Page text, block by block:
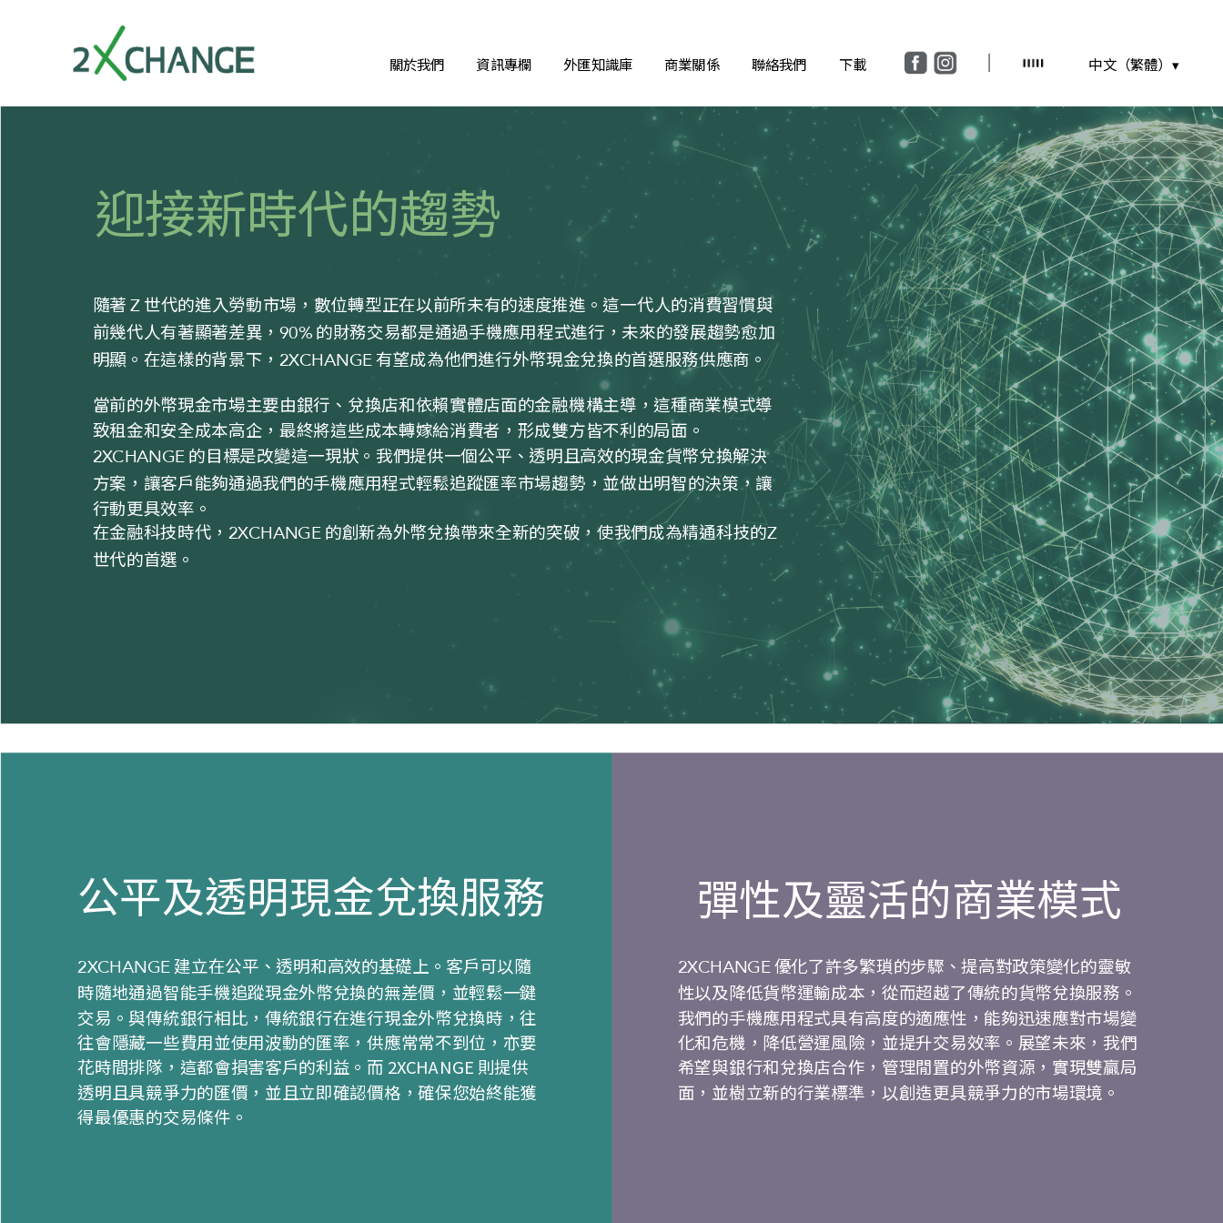
關於我們 資訊專欄 外匯知識庫 商業關係 聯絡我們 下載 中文（繁體）▾
迎接新時代的趨勢
隨著Z世代的進入勞動市場，數位轉型正在以前所未有的速度推進。這一代人的消費習慣與
前幾代人有著顯著差異，90%的財務交易都是通過手機應用程式進行，未來的發展趨勢愈加
明顯。在這樣的背景下， 2XCHANGE有望成為他們進行外幣現金兌換的首選服務供應商。
當前的外幣現金市場主要由銀行、兌換店和依賴實體店面的金融機構主導，這種商業模式導
致租金和安全成本高企，最終將這些成本轉嫁給消費者，形成雙方皆不利的局面。
2XCHANGE的目標是改變這一現狀。我們提供一個公平、透明且高效的現金貨幣兌換解決
方案，讓客戶能夠通過我們的手機應用程式輕鬆追蹤匯率市場趨勢，並做出明智的決策，讓
行動更具效率。
在金融科技時代， 2XCHANGE的創新為外幣兌換帶來全新的突破，使我們成為精通科技的Z
世代的首選。
公平及透明現金兌換服務
2XCHANGE建立在公平、透明和高效的基礎上。客戶可以隨
時隨地通過智能手機追蹤現金外幣兌換的無差價，並輕鬆一鍵
交易。與傳統銀行相比，傳統銀行在進行現金外幣兌換時，往
往會隱藏一些費用並使用波動的匯率，供應常常不到位，亦要
花時間排隊，這都會損害客戶的利益。而 2XCHANGE 則提供
透明且具競爭力的匯價，並且立即確認價格，確保您始終能獲
得最優惠的交易條件。
彈性及靈活的商業模式
2XCHANGE優化了許多繁瑣的步驟、提高對政策變化的靈敏
性以及降低貨幣運輸成本，從而超越了傳統的貨幣兌換服務。
我們的手機應用程式具有高度的適應性，能夠迅速應對市場變
化和危機，降低營運風險，並提升交易效率。展望未來，我們
希望與銀行和兌換店合作，管理閒置的外幣資源，實現雙贏局
面，並樹立新的行業標準，以創造更具競爭力的市場環境。